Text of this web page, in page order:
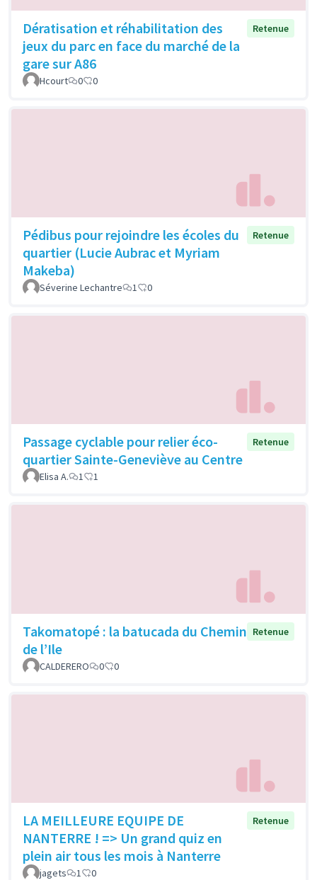
Dératisation et réhabilitation des
jeux du parc en face du marché de la
gare sur A86
Retenue
Hcourt 0 0
Pédibus pour rejoindre les écoles du
quartier (Lucie Aubrac et Myriam
Makeba)
Retenue
Séverine Lechantre 1 0
Passage cyclable pour relier éco-
quartier Sainte-Geneviève au Centre
Retenue
Elisa A. 1 1
Takomatopé : la batucada du Chemin
de l’Ile
Retenue
CALDERERO 0 0
LA MEILLEURE EQUIPE DE
NANTERRE ! => Un grand quiz en
plein air tous les mois à Nanterre
Retenue
jagets 1 0